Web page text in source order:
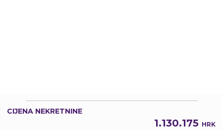
CIJENA NEKRETNINE
1.130.175 HRK